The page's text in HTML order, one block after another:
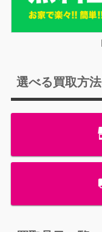
選べる買取方法